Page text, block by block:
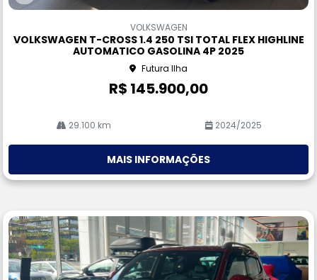
Co
rtil
VOLKSWAGEN
VOLKSWAGEN T-CROSS 1.4 250 TSI TOTAL FLEX HIGHLINE
AUTOMATICO GASOLINA 4P 2025
Futura Ilha
R$ 145.900,00
29.100 km 2024/2025
MAIS INFORMAÇÕES